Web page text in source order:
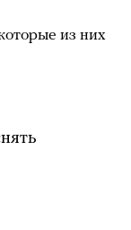
из них